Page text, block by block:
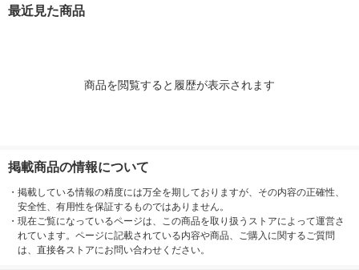
最近見た商品
商品を閲覧すると履歴が表示されます
掲載商品の情報について
・ 掲載している情報の精度には万全を期しておりますが、その内容の正確性、
安全性、有用性を保証するものではありません。
・ 現在ご覧になっているページは、この商品を取り扱うストアによって運営さ
れています。ページに記載されている内容や商品、ご購入に関するご質問
は、直接各ストアにお問い合わせください。